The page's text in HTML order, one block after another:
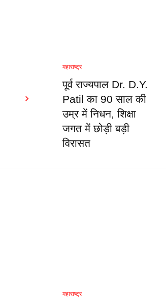
महाराष्ट्र
पूर्व राज्यपाल Dr. D.Y.
Patil का 90 साल की
उम्र में निधन, शिक्षा
जगत में छोड़ी बड़ी
विरासत
महाराष्ट्र